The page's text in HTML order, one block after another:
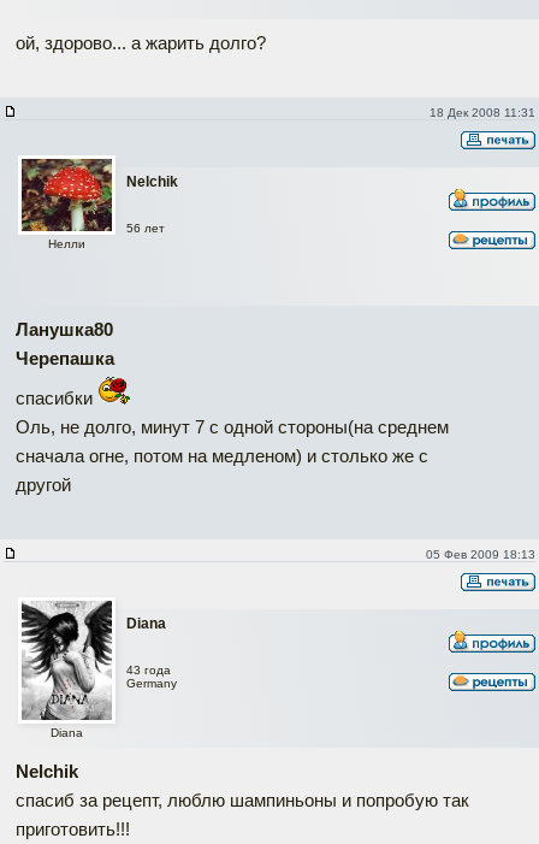
ой, здорово... а жарить долго?
18 Дек 2008 11:31
Nelchik
Нелли
56 лет
Ланушка80
Черепашка
спасибки
Оль, не долго, минут 7 с одной стороны(на среднем
сначала огне, потом на медленом) и столько же с
другой
05 Фев 2009 18:13
Diana
Diana
43 года
Germany
Nelchik
спасиб за рецепт, люблю шампиньоны и попробую так
приготовить!!!